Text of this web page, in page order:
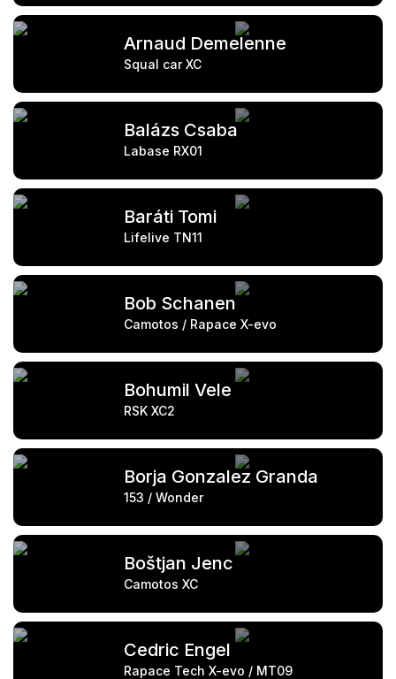
Arnaud Demelenne
Squal car XC
Balázs Csaba
Labase RX01
Baráti Tomi
Lifelive TN11
Bob Schanen
Camotos / Rapace X-evo
Bohumil Vele
RSK XC2
Borja Gonzalez Granda
153 / Wonder
Boštjan Jenc
Camotos XC
Cedric Engel
Rapace Tech X-evo / MT09